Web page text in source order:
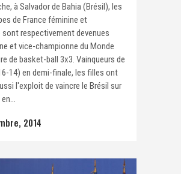
à Salvador de Bahia (Brésil), les
de France féminine et
sont respectivement devenues
et vice-championne du Monde
de basket-ball 3x3. Vainqueurs de
14) en demi-finale, les filles ont
l'exploit de vaincre le Brésil sur
2014